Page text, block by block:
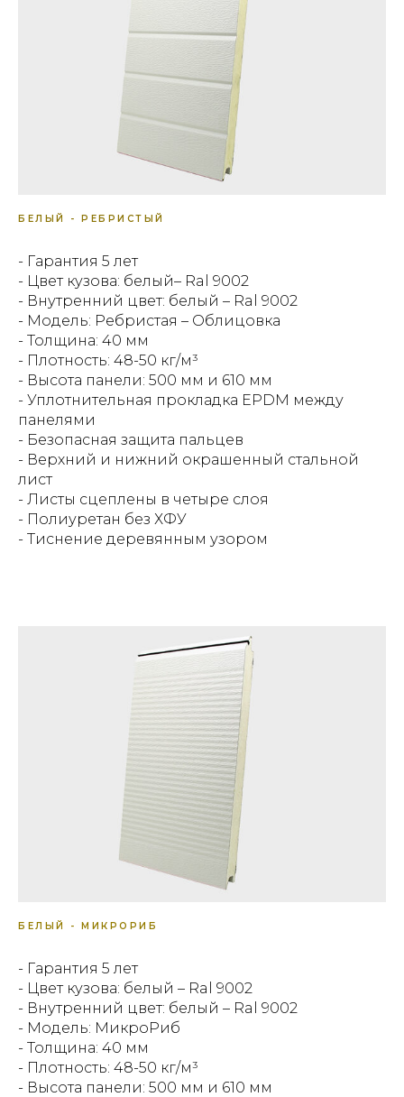
БЕЛЫЙ - РЕБРИСТЫЙ
- Гарантия 5 лет
- Цвет кузова: белый– Ral 9002
- Внутренний цвет: белый – Ral 9002
- Модель: Ребристая – Облицовка
- Толщина: 40 мм
- Плотность: 48-50 кг/м³
- Высота панели: 500 мм и 610 мм
- Уплотнительная прокладка EPDM между
панелями
- Безопасная защита пальцев
- Верхний и нижний окрашенный стальной
лист
- Листы сцеплены в четыре слоя
- Полиуретан без ХФУ
- Тиснение деревянным узором
БЕЛЫЙ - МИКРОРИБ
- Гарантия 5 лет
- Цвет кузова: белый – Ral 9002
- Внутренний цвет: белый – Ral 9002
- Модель: МикроРиб
- Толщина: 40 мм
- Плотность: 48-50 кг/м³
- Высота панели: 500 мм и 610 мм